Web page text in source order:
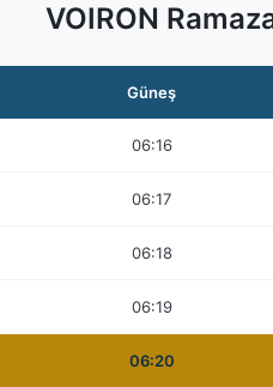
VOIRON
Güneş
06:16
06:17
06:18
06:19
06:20